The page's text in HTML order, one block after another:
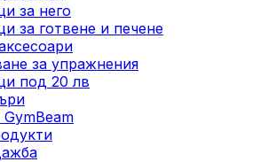
за него
за готвене и печене
за упражнения
под 20 лв